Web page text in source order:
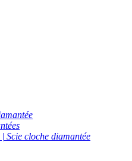
Scie cloche diamantée